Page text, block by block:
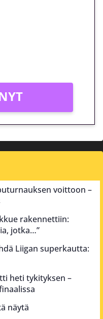
voittoon –
rakennettiin:
jotka…”
Liigan superkautta:
heti tykityksen –
näytä